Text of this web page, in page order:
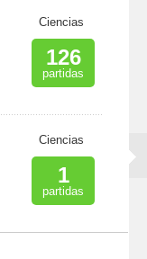
Ciencias
126
partidas
Ciencias
1
partidas